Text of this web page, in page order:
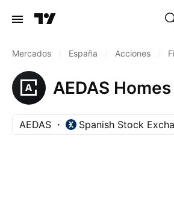
Mercados España Acciones
AEDAS
AEDAS Spanish Stock